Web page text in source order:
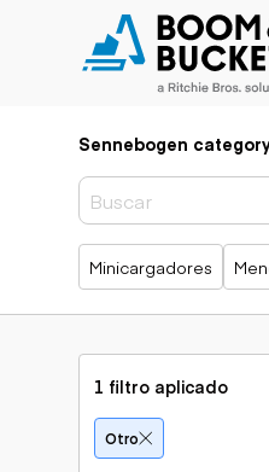
Popular
Agregado
recientemente
Menos de $50k
Próximamente
Aplicación
Agricultura
Sennebogen
Búsquedas
Minicargadores
1 filtro aplicado
Otro